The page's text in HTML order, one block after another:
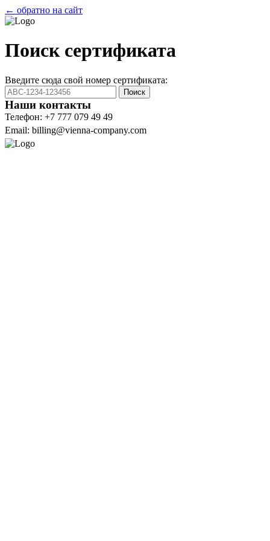
← обратно на сайт
Поиск сертификата
Введите сюда свой номер сертификата:
Поиск
Наши контакты
Телефон: +7 777 079 49 49
Email: billing@vienna-company.com